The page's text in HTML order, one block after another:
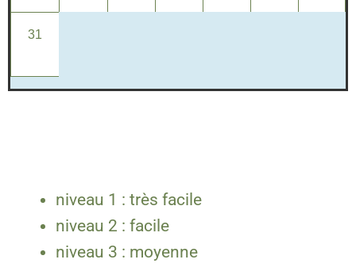
31
niveau 1 : très facile
niveau 2 : facile
niveau 3 : moyenne